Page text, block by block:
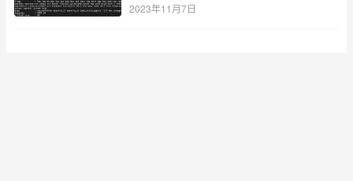
2023年11月7日